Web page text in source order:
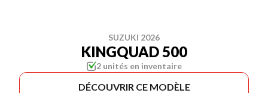
SUZUKI 2026
KINGQUAD 500
2 unités en inventaire
DÉCOUVRIR CE MODÈLE